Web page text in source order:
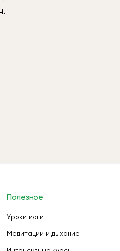
Полезное
Уроки йоги
Медитации и дыхание